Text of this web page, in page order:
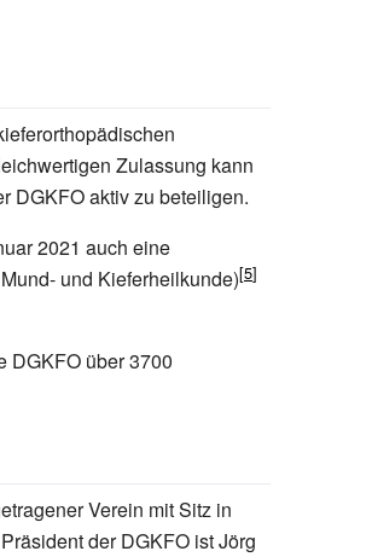
Zulassung kann
DGKFO aktiv zu beteiligen.
2021 auch eine
und Kieferheilkunde)
DGKFO über 3700
Verein mit Sitz in
der DGKFO ist Jörg